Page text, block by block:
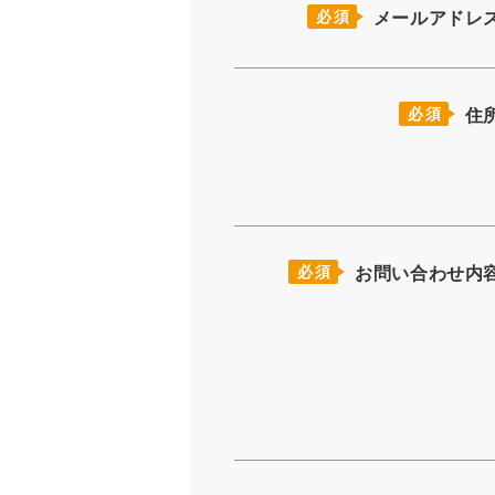
必須 メールアドレ
必須 住
必須 お問い合わせ内